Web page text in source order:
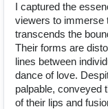
I captured the
viewers to immerse
transcends the
Their forms are
lines between
dance of love.
palpable, conveyed
of their lips and